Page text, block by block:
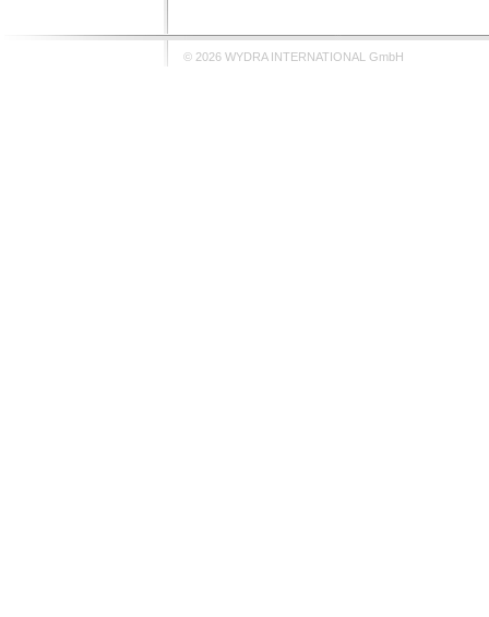
© 2026 WYDRA INTERNATIONAL GmbH